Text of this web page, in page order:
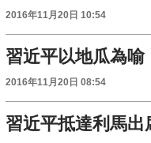
2016年11月20日 10:54
2016年11月20日 08:54